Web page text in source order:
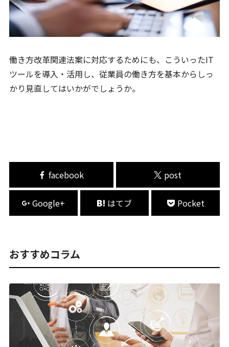
働き方改革関連法案に対応するためにも、こういったIT
ツールを導入・活用し、従業員の働き方を基本からしっ
かり見直してはいかがでしょうか。
facebook post
Google+ はてブ Pocket
おすすめコラム